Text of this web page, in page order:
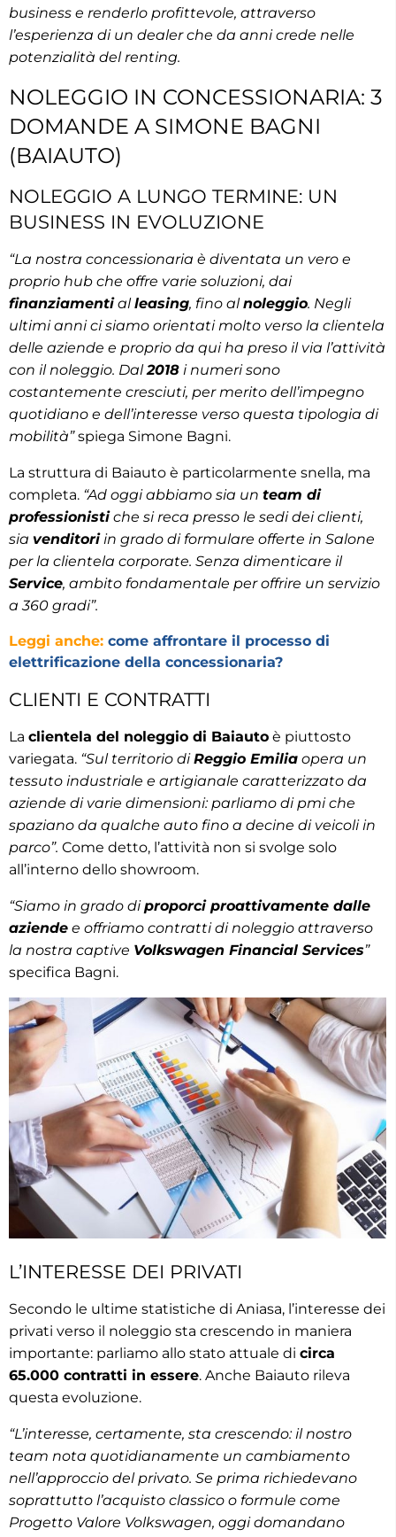
business e renderlo profittevole, attraverso
l’esperienza di un dealer che da anni crede nelle
potenzialità del renting.
NOLEGGIO IN CONCESSIONARIA: 3
DOMANDE A SIMONE BAGNI
(BAIAUTO)
NOLEGGIO A LUNGO TERMINE: UN
BUSINESS IN EVOLUZIONE
“La nostra concessionaria è diventata un vero e
proprio hub che offre varie soluzioni, dai
finanziamentialleasing, fino alnoleggio. Negli
ultimi anni ci siamo orientati molto verso la clientela
delle aziende e proprio da qui ha preso il via l’attività
con il noleggio. Dal2018 i numeri sono
costantemente cresciuti, per merito dell’impegno
quotidiano e dell’interesse verso questa tipologia di
mobilità”spiega Simone Bagni.
La struttura di Baiauto è particolarmente snella, ma
completa. “Ad oggi abbiamo sia un team di
professionistiche si reca presso le sedi dei clienti,
sia venditoriin grado di formulare offerte in Salone
per la clientela corporate. Senza dimenticare il
Service, ambito fondamentale per offrire un servizio
a 360 gradi”.
Leggi anche: come affrontare il processo di
elettrificazione della concessionaria?
CLIENTI E CONTRATTI
La clientela del noleggio di Baiauto è piuttosto
variegata. “Sul territorio diReggio Emilia opera un
tessuto industriale e artigianale caratterizzato da
aziende di varie dimensioni: parliamo di pmi che
spaziano da qualche auto fino a decine di veicoli in
parco”. Come detto, l’attività non si svolge solo
all’interno dello showroom.
“Siamo in grado diproporci proattivamente dalle
aziende e offriamo contratti di noleggio attraverso
la nostra captive Volkswagen Financial Services”
specifica Bagni.
L’INTERESSE DEI PRIVATI
Secondo le ultime statistiche di Aniasa, l’interesse dei
privati verso il noleggio sta crescendo in maniera
importante: parliamo allo stato attuale di circa
65.000 contratti in essere. Anche Baiauto rileva
questa evoluzione.
“L’interesse, certamente, sta crescendo: il nostro
team nota quotidianamente un cambiamento
nell’approccio del privato. Se prima richiedevano
soprattutto l’acquisto classico o formule come
Progetto Valore Volkswagen, oggi domandano